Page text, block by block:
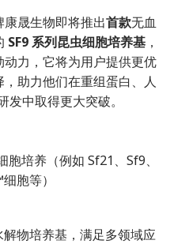
晟生物即将推出首款无血
SF9 系列昆虫细胞培养基 ，
力，它将为用户提供更优
助力他们在重组蛋白、人
中取得更大突破。
培养（例如 Sf21、Sf9、
胞等）
物培养基，满足多领域应